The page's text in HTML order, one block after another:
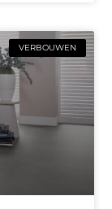
VERBOUWEN